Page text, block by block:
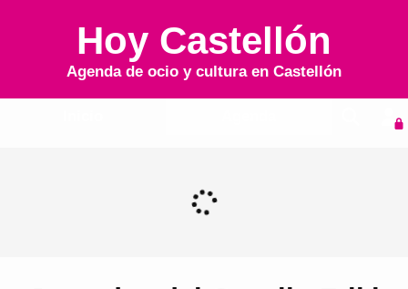
Hoy Castellón
Agenda de ocio y cultura en Castellón